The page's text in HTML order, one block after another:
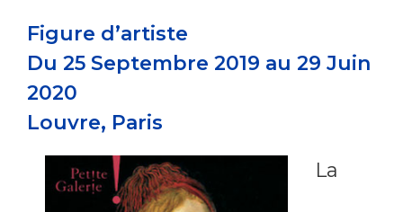
Figure d’artiste
Du 25 Septembre 2019 au 29 Juin
2020
Louvre, Paris
La